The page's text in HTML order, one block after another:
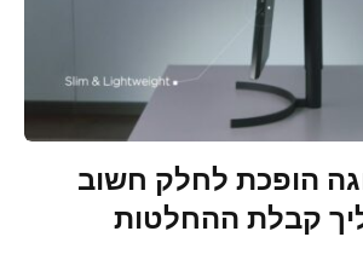
הופכת לחלק חשוב
קבלת ההחלטות